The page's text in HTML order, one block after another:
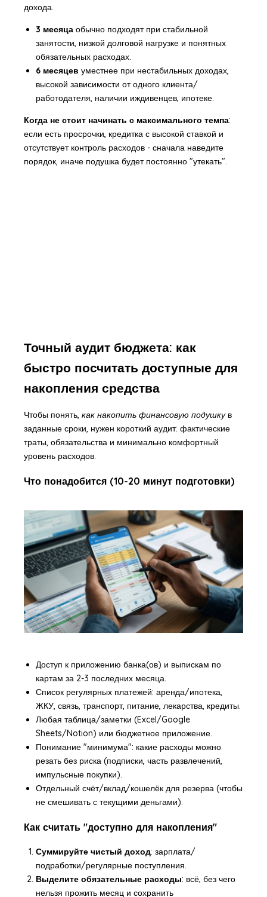
дохода.
3 месяцаобычно подходят при стабильной
занятости, низкой долговой нагрузке и понятных
обязательных расходах.
6 месяцев уместнее при нестабильных доходах,
высокой зависимости от одного клиента/
работодателя, наличии иждивенцев, ипотеке.
Когда не стоит начинать с максимального темпа:
если есть просрочки, кредитка с высокой ставкой и
отсутствует контроль расходов - сначала наведите
порядок, иначе подушка будет постоянно "утекать".
Точный аудит бюджета: как
быстро посчитать доступные для
накопления средства
Чтобы понять, как накопить финансовую подушкув
заданные сроки, нужен короткий аудит: фактические
траты, обязательства и минимально комфортный
уровень расходов.
Что понадобится (10-20 минут подготовки)
Доступ к приложению банка(ов) и выпискам по
картам за 2-3 последних месяца.
Список регулярных платежей: аренда/ипотека,
ЖКУ, связь, транспорт, питание, лекарства, кредиты.
Любая таблица/заметки (Excel/Google
Sheets/Notion) или бюджетное приложение.
Понимание "минимума": какие расходы можно
резать без риска (подписки, часть развлечений,
импульсные покупки).
Отдельный счёт/вклад/кошелёк для резерва (чтобы
не смешивать с текущими деньгами).
Как считать "доступно для накопления"
Суммируйте чистый доход: зарплата/
подработки/регулярные поступления.
Выделите обязательные расходы: всё, без чего
нельзя прожить месяц и сохранить